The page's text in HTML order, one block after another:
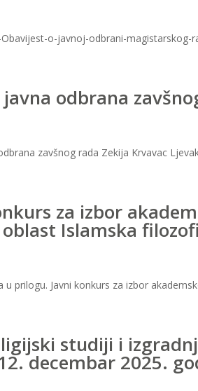
o-javnoj-odbrani-magistarskog-
odbrana
zavšnog rada Zekija Krvavac
za izbor
Islamska
u prilogu. Javni konkurs za izbor
studiji i
decembar 2025.